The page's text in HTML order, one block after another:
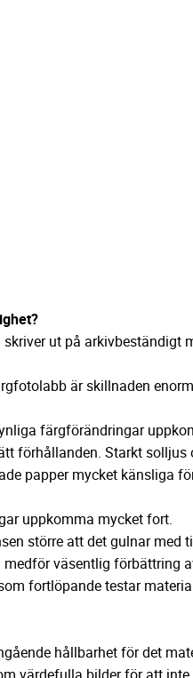
ut på arkivbeständigt
är skillnaden
färgförändringar
förhållanden. Starkt
papper mycket känsliga
uppkomma mycket fort.
större att det gulnar med
väsentlig förbättring
fortlöpande testar
hållbarhet för det